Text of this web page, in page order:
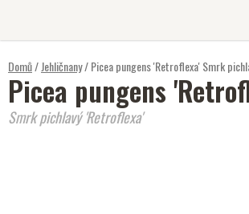
Domů/Jehličnany/Picea pungens 'Retroflexa'Smrk
Picea pungens
Smrk pichlavý 'Retroflexa'